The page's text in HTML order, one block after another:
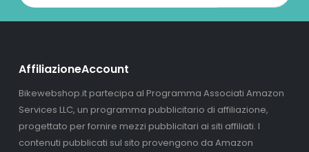
AffiliazioneAccount
Bikewebshop.it partecipa al Programma Associati Amazon
Services LLC, un programma pubblicitario di affiliazione,
progettato per fornire mezzi pubblicitari ai siti affiliati. I
contenuti pubblicati sul sito provengono da Amazon